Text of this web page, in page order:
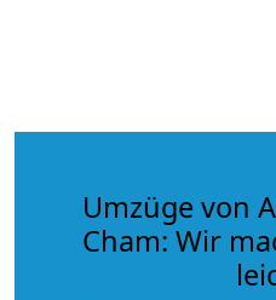
Umzüge von
Cham: Wir